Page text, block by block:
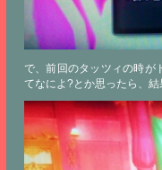
で、前回のタッツィの時が
てなによ?とか思ったら、